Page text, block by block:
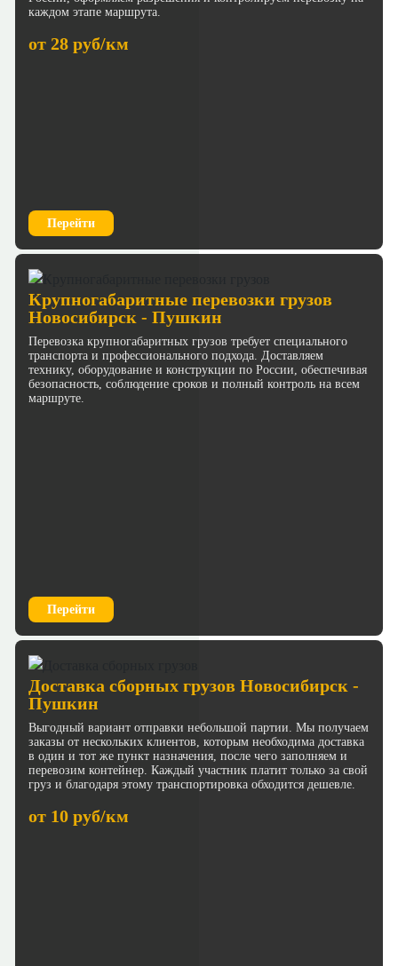
каждом этапе маршрута.
от 28 руб/км
Перейти
Крупногабаритные перевозки грузов
Новосибирск - Пушкин
Перевозка крупногабаритных грузов требует специального
транспорта и профессионального подхода. Доставляем
технику, оборудование и конструкции по России, обеспечивая
безопасность, соблюдение сроков и полный контроль на всем
маршруте.
Перейти
Доставка сборных грузов Новосибирск -
Пушкин
Выгодный вариант отправки небольшой партии. Мы получаем
заказы от нескольких клиентов, которым необходима доставка
в один и тот же пункт назначения, после чего заполняем и
перевозим контейнер. Каждый участник платит только за свой
груз и благодаря этому транспортировка обходится дешевле.
от 10 руб/км